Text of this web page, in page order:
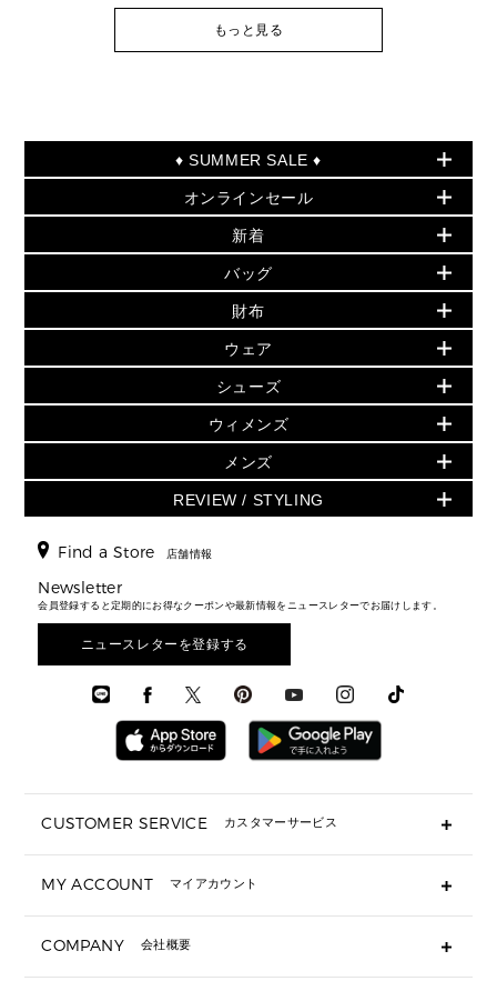
もっと見る
♦ SUMMER SALE ♦
セールおすすめアイテム
▶ ウィメンズ
バッグ
小物
シューズ・靴
ウェア
アクセサリー
時計
▶ メンズ
バッグ
ウェア
アクセサリー
オンラインセール
PRODUCT OF THE MONTH - 今月の特別価格
再値下げアイテム
追加アイテム
▶ ウィメンズすべて(ウェア・シューズ除く)
バッグ
財布・小物
ウェア
シューズ
時計・ジュエリー
アクセサリー
メンズ バッグ
メンズ 財布・小物
メンズ シューズ
メンズ ウェア
メンズ 時計・その他
新着
夏のスタイル
▶ すべて
▶ ウィメンズすべて
財布・小物
アクセサリー
フレグランス
シューズ
▶ メンズすべて
メンズ財布・小物
メンズアクセサリー
メンズウェア
バッグ
人気の定番アイテム
日本限定 - バッグ
▶ ウィメンズすべて
トートバッグ
ショルダーバッグ
クロスボディ・斜め掛け
トラベル
3 IN 1 / 2 IN 1 バッグ
▶ メンズすべて
財布
日本限定 - 財布・小物
▶ ウィメンズすべて
GREENWICH
折り財布(二つ折り・三つ折り)
長財布
▶ メンズすべて
ウェア
▶ ウィメンズすべて
トップス
スカート・パンツ
ジャケット・アウター
▶ メンズすべて
シューズ
▶ ウィメンズすべて
サンダル
スニーカー
▶ メンズすべて
ウィメンズ
人気の定番アイテム
▶ ウィメンズすべて
▶ バッグすべて
通勤・通学アイテム
3 IN 1 バッグ
ミニ財布・フラグメントケース
▶ 小物すべて
定期ケース・カードケース・名刺入れ
サンダル
メンズ
▶ メンズすべて
財布・小物
時計・ジュエリー
アクセサリー
REVIEW / STYLING
エディターレビュー
Find a Store 店舗情報
Newsletter
会員登録すると定期的にお得なクーポンや最新情報をニュースレターでお届けします。
ニュースレターを登録する
CUSTOMER SERVICE カスタマーサービス
ギフト用にラッピングができますか？
ショッピングバッグを購入商品分送ってもらえますか？
注文後に完了メールが受信できないのですが？
MY ACCOUNT マイアカウント
COMPANY 会社概要